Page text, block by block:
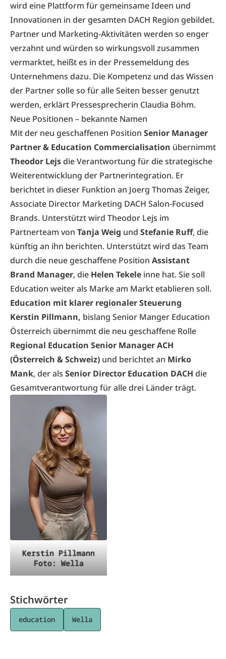
wird eine Plattform für gemeinsame Ideen und
Innovationen in der gesamten DACH Region gebildet.
Partner und Marketing-Aktivitäten werden so enger
verzahnt und würden so wirkungsvoll zusammen
vermarktet, heißt es in der Pressemeldung des
Unternehmens dazu. Die Kompetenz und das Wissen
der Partner solle so für alle Seiten besser genutzt
werden, erklärt Pressesprecherin Claudia Böhm.
Neue Positionen – bekannte Namen
Mit der neu geschaffenen Position Senior Manager
Partner & Education Commercialisation übernimmt
Theodor Lejsdie Verantwortung für die strategische
Weiterentwicklung der Partnerintegration. Er
berichtet in dieser Funktion an Joerg Thomas Zeiger,
Associate Director Marketing DACH Salon-Focused
Brands. Unterstützt wird Theodor Lejs im
Partnerteam von Tanja Weig und Stefanie Ruff, die
künftig an ihn berichten. Unterstützt wird das Team
durch die neue geschaffene Position Assistant
Brand Manager, die Helen Tekele inne hat. Sie soll
Education weiter als Marke am Markt etablieren soll.
Education mit klarer regionaler Steuerung
Kerstin Pillmann, bislang Senior Manger Education
Österreich übernimmt die neu geschaffene Rolle
Regional Education Senior Manager ACH
(Österreich & Schweiz) und berichtet an Mirko
Mank, der als Senior Director Education DACH die
Gesamtverantwortung für alle drei Länder trägt.
Kerstin Pillmann
Foto: Wella
Stichwörter
education Wella